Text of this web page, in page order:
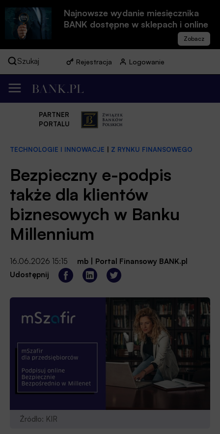
Najnowsze wydanie miesięcznika
BANK dostępne w sklepach i online
Szukaj Rejestracja Logowanie
PARTNER
PORTALU
TECHNOLOGIE I INNOWACJE Z RYNKU FINANSOWEGO
Bezpieczny e-podpis
także dla klientów
biznesowych w Banku
Millennium
16.06.2026 15:15 mb
Portal Finansowy BANK.pl
Udostępnij
Źródło: KIR